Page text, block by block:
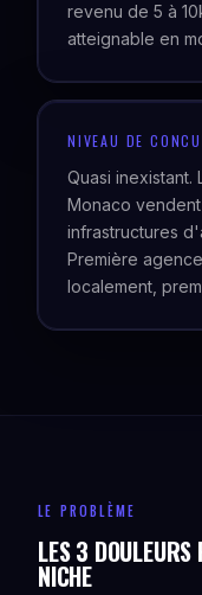
revenu de 5 à
atteignable en
NIVEAU DE
Quasi
Monaco
infrastructures
Première
localement,
LE PROBLÈME
LES 3
NICHE